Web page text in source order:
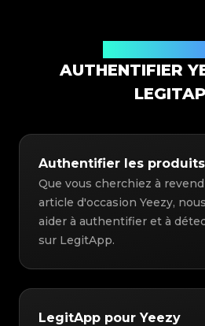
AUTHENTIFIER
Authentifier les
Que vous cherchiez à
article d'occasion Yeezy,
aider à authentifier et à
sur LegitApp.
LegitApp pour Yeezy